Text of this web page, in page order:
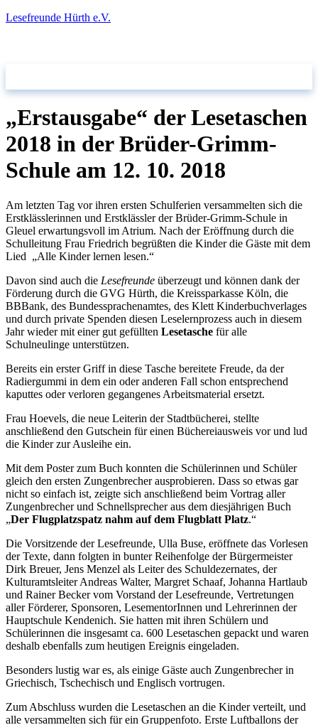
Lesefreunde Hürth e.V.
„Erstausgabe“ der Lesetaschen
2018 in der Brüder-Grimm-
Schule am 12. 10. 2018
Am letzten Tag vor ihren ersten Schulferien versammelten sich die
Erstklässlerinnen und Erstklässler der Brüder-Grimm-Schule in
Gleuel erwartungsvoll im Atrium. Nach der Eröffnung durch die
Schulleitung Frau Friedrich begrüßten die Kinder die Gäste mit dem
Lied „Alle Kinder lernen lesen.“
Davon sind auch die Lesefreunde überzeugt und können dank der
Förderung durch die GVG Hürth, die Kreissparkasse Köln, die
BBBank, des Bundessprachenamtes, des Klett Kinderbuchverlages
und durch private Spenden diesen Leselernprozess auch in diesem
Jahr wieder mit einer gut gefüllten Lesetasche für alle
Schulneulinge unterstützen.
Bereits ein erster Griff in diese Tasche bereitete Freude, da der
Radiergummi in dem ein oder anderen Fall schon entsprechend
kaputtes oder verloren gegangenes Arbeitsmaterial ersetzt.
Frau Hoevels, die neue Leiterin der Stadtbücherei, stellte
anschließend den Gutschein für einen Büchereiausweis vor und lud
die Kinder zur Ausleihe ein.
Mit dem Poster zum Buch konnten die Schülerinnen und Schüler
gleich den ersten Zungenbrecher ausprobieren. Dass so etwas gar
nicht so einfach ist, zeigte sich anschließend beim Vortrag aller
Zungenbrecher und Schnellsprecher aus dem diesjährigen Buch
„Der Flugplatzspatz nahm auf dem Flugblatt Platz.“
Die Vorsitzende der Lesefreunde, Ulla Buse, eröffnete das Vorlesen
der Texte, dann folgten in bunter Reihenfolge der Bürgermeister
Dirk Breuer, Jens Menzel als Leiter des Schuldezernates, der
Kulturamtsleiter Andreas Walter, Margret Schaaf, Johanna Hartlaub
und Rainer Becker vom Vorstand der Lesefreunde, Vertretungen
aller Förderer, Sponsoren, LesementorInnen und Lehrerinnen der
Hauptschule Kendenich. Sie hatten mit ihren Schülern und
Schülerinnen die insgesamt ca. 600 Lesetaschen gepackt und waren
deshalb ebenfalls zum heutigen Ereignis eingeladen.
Besonders lustig war es, als einige Gäste auch Zungenbrecher in
Griechisch, Tschechisch und Englisch vortrugen.
Zum Abschluss wurden die Lesetaschen an die Kinder verteilt, und
alle versammelten sich für ein Gruppenfoto. Erste Luftballons der